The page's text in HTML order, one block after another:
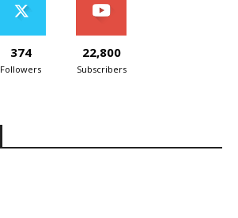
374
Followers
22,800
Subscribers